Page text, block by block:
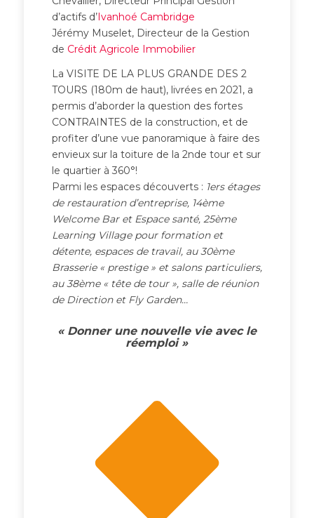
d’actifs d’Ivanhoé Cambridge
Jérémy Muselet, Directeur de la Gestion
de Crédit Agricole Immobilier
La VISITE DE LA PLUS GRANDE DES 2
TOURS (180m de haut), livrées en 2021, a
permis d’aborder la question des fortes
CONTRAINTES de la construction, et de
profiter d’une vue panoramique à faire des
envieux sur la toiture de la 2nde tour et sur
le quartier à 360°!
Parmi les espaces découverts : 1ers étages
de restauration d’entreprise, 14ème
Welcome Bar et Espace santé, 25ème
Learning Village pour formation et
détente, espaces de travail, au 30ème
Brasserie « prestige » et salons particuliers,
au 38ème « tête de tour », salle de réunion
de Direction et Fly Garden…
« Donner une nouvelle vie avec le
réemploi »